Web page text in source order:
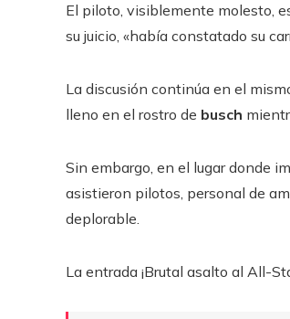
El piloto, visiblemente molesto,
su juicio, «había constatado su
La discusión continúa en el
lleno en el rostro de busch
Sin embargo, en el lugar donde
asistieron pilotos, personal de
deplorable.
La entrada ¡Brutal asalto al All-